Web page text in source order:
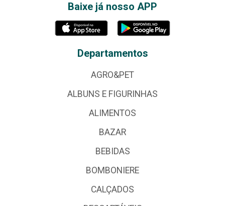
Baixe já nosso APP
Departamentos
AGRO&PET
ALBUNS E FIGURINHAS
ALIMENTOS
BAZAR
BEBIDAS
BOMBONIERE
CALÇADOS